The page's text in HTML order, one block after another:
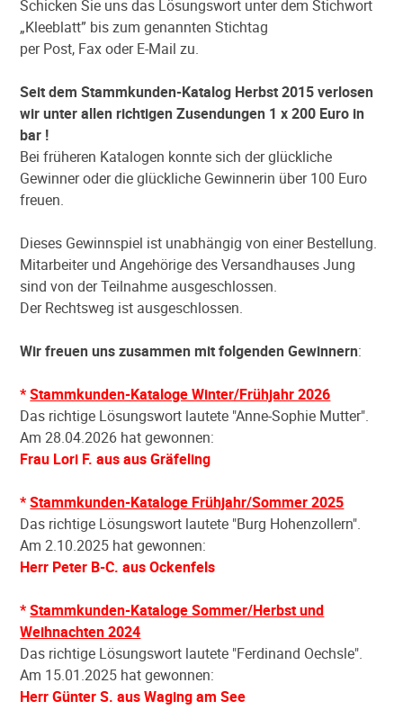
Schicken Sie uns das Lösungswort unter dem Stichwort
„Kleeblatt” bis zum genannten Stichtag
per Post, Fax oder E-Mail zu.
Seit dem Stammkunden-Katalog Herbst 2015 verlosen
wir unter allen richtigen Zusendungen 1 x 200 Euro in
bar !
Bei früheren Katalogen konnte sich der glückliche
Gewinner oder die glückliche Gewinnerin über 100 Euro
freuen.
Dieses Gewinnspiel ist unabhängig von einer Bestellung.
Mitarbeiter und Angehörige des Versandhauses Jung
sind von der Teilnahme ausgeschlossen.
Der Rechtsweg ist ausgeschlossen.
Wir freuen uns zusammen mit folgenden Gewinnern:
*Stammkunden-Kataloge Winter/Frühjahr 2026
Das richtige Lösungswort lautete "Anne-Sophie Mutter".
Am 28.04.2026 hat gewonnen:
Frau Lori F. aus aus Gräfeling
*Stammkunden-Kataloge Frühjahr/Sommer 2025
Das richtige Lösungswort lautete "Burg Hohenzollern".
Am 2.10.2025 hat gewonnen:
Herr Peter B-C. aus Ockenfels
*Stammkunden-Kataloge Sommer/Herbst und
Weihnachten 2024
Das richtige Lösungswort lautete "Ferdinand Oechsle".
Am 15.01.2025 hat gewonnen:
Herr Günter S. aus Waging am See